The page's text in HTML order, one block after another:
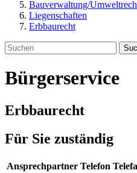
Bauverwaltung/
Liegenschaften
Erbbaurecht
Bürgerservice
Erbbaurecht
Für Sie zuständig
Ansprechpartner Telefon